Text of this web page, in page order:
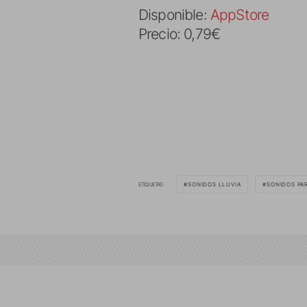
Disponible: AppStore
Precio: 0,79€
ETIQUETAS SONIDOS LLUVIA SONIDOS